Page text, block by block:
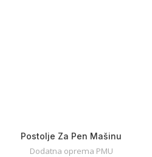
Postolje Za Pen Mašinu
Dodatna oprema PMU